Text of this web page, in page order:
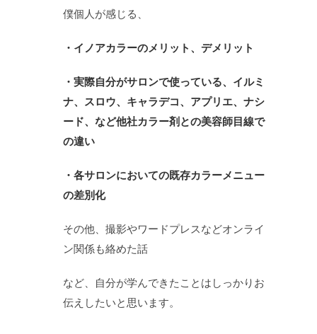
僕個人が感じる、
・イノアカラーのメリット、デメリット
・実際自分がサロンで使っている、イルミ
ナ、スロウ、キャラデコ、アプリエ、ナシ
ード、など他社カラー剤との美容師目線で
の違い
・各サロンにおいての既存カラーメニュー
の差別化
その他、撮影やワードプレスなどオンライ
ン関係も絡めた話
など、自分が学んできたことはしっかりお
伝えしたいと思います。